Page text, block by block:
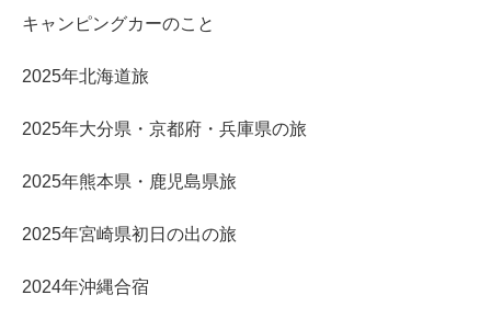
キャンピングカーのこと
2025年北海道旅
2025年大分県・京都府・兵庫県の旅
2025年熊本県・鹿児島県旅
2025年宮崎県初日の出の旅
2024年沖縄合宿